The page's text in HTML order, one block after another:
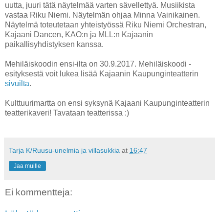
uutta, juuri tätä näytelmää varten sävellettyä. Musiikista
vastaa Riku Niemi. Näytelmän ohjaa Minna Vainikainen.
Näytelmä toteutetaan yhteistyössä Riku Niemi Orchestran,
Kajaani Dancen, KAO:n ja MLL:n Kajaanin
paikallisyhdistyksen kanssa.
Mehiläiskoodin ensi-ilta on 30.9.2017. Mehiläiskoodi -
esityksestä voit lukea lisää Kajaanin Kaupunginteatterin
sivuilta.
Kulttuurimartta on ensi syksynä Kajaani Kaupunginteatterin
teatterikaveri! Tavataan teatterissa :)
Tarja K/Ruusu-unelmia ja villasukkia at 16:47
Jaa muille
Ei kommentteja: